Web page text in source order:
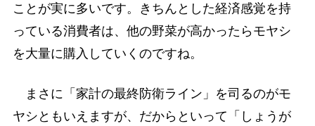
ことが実に多いです。きちんとした経済感覚を持
っている消費者は、他の野菜が高かったらモヤシ
を大量に購入していくのですね。
まさに「家計の最終防衛ライン」を司るのがモ
ヤシともいえますが、だからといって「しょうが